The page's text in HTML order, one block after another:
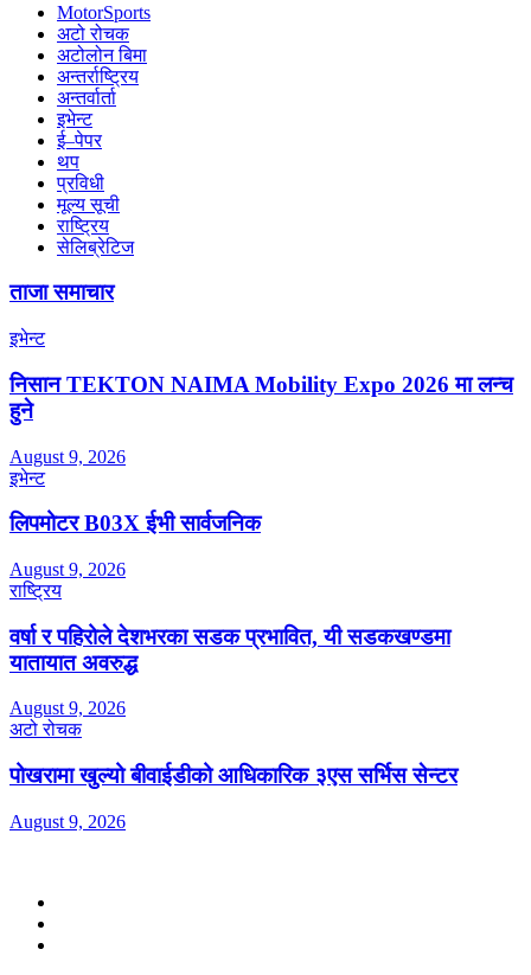
MotorSports
अटो रोचक
अटोलोन बिमा
अन्तर्राष्ट्रिय
अन्तर्वार्ता
इभेन्ट
ई–पेपर
थप
प्रविधी
मूल्य सूची
राष्ट्रिय
सेलिब्रेटिज
ताजा समाचार
इभेन्ट
निसान TEKTON NAIMA Mobility Expo 2026 मा लन्च
हुने
August 9, 2026
इभेन्ट
लिपमोटर B03X ईभी सार्वजनिक
August 9, 2026
राष्ट्रिय
वर्षा र पहिरोले देशभरका सडक प्रभावित, यी सडकखण्डमा
यातायात अवरुद्ध
August 9, 2026
अटो रोचक
पोखरामा खुल्यो बीवाईडीको आधिकारिक ३एस सर्भिस सेन्टर
August 9, 2026